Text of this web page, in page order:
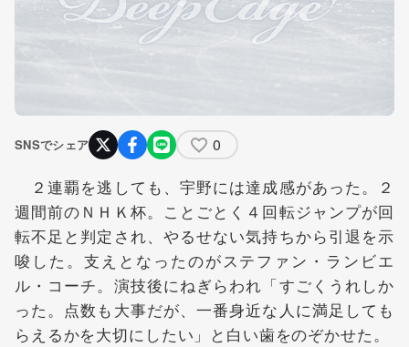
SNSでシェア 0
２連覇を逃しても、宇野には達成感があった。２
週間前のＮＨＫ杯。ことごとく４回転ジャンプが回
転不足と判定され、やるせない気持ちから引退を示
唆した。支えとなったのがステファン・ランビエ
ル・コーチ。演技後にねぎらわれ「すごくうれしか
った。点数も大事だが、一番身近な人に満足しても
らえるかを大切にしたい」と白い歯をのぞかせた。